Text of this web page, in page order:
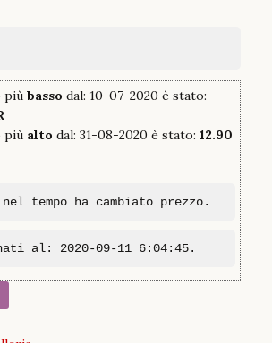
più basso dal: 10-07-2020 è stato:
più alto dal: 31-08-2020 è stato: 12.90
tempo ha cambiato prezzo.
al: 2020-09-11 6:04:45.